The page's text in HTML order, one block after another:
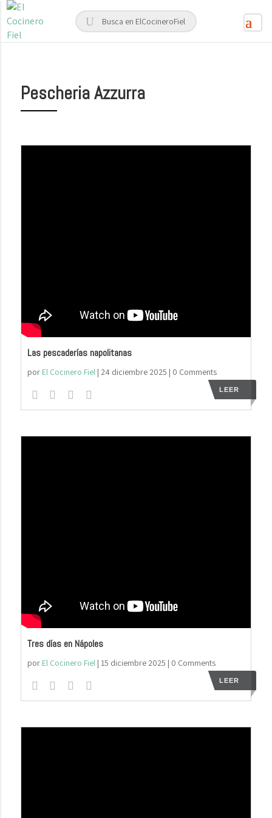
Pescheria Azzurra
Las pescaderías napolitanas
por El Cocinero Fiel| 24 diciembre 2025 | 0 Comments
LEER
Tres días en Nápoles
por El Cocinero Fiel| 15 diciembre 2025 | 0 Comments
LEER